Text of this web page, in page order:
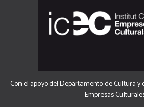
Con el apoyo del Departamento de Cultura
Empresas